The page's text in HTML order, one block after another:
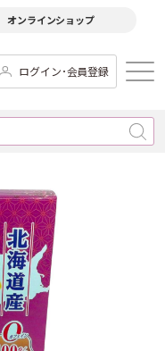
オンラインショップ
ログイン･会員登録